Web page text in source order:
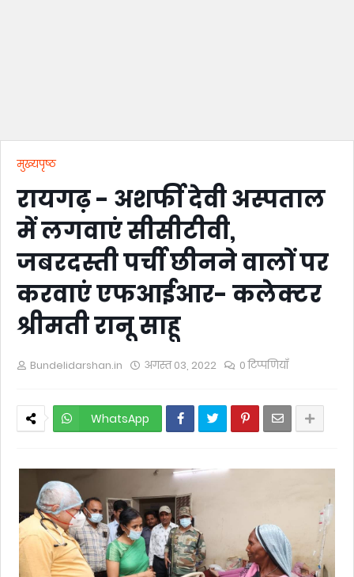
मुख्यपृष्ठ
रायगढ़ - अशर्फी देवी अस्पताल
में लगवाएं सीसीटीवी,
जबरदस्ती पर्ची छीनने वालों पर
करवाएं एफआईआर- कलेक्टर
श्रीमती रानू साहू
Bundelidarshan.in अगस्त 03, 2022 0 टिप्पणियाँ
WhatsApp